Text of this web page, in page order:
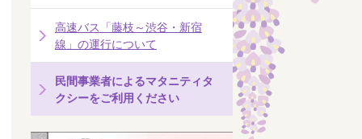
高速バス「藤枝～渋谷・新宿
線」の運行について
民間事業者によるマタニティタ
クシーをご利用ください